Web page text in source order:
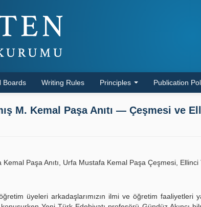
Boards Writing Rules Principles Publication
M. Kemal Paşa Anıtı — Çeşmesi ve
Paşa Anıtı, Urfa Mustafa Kemal Paşa Çeşmesi, Ellinci
üyeleri arkadaşlarımızın ilmi ve öğretim faaliyetleri